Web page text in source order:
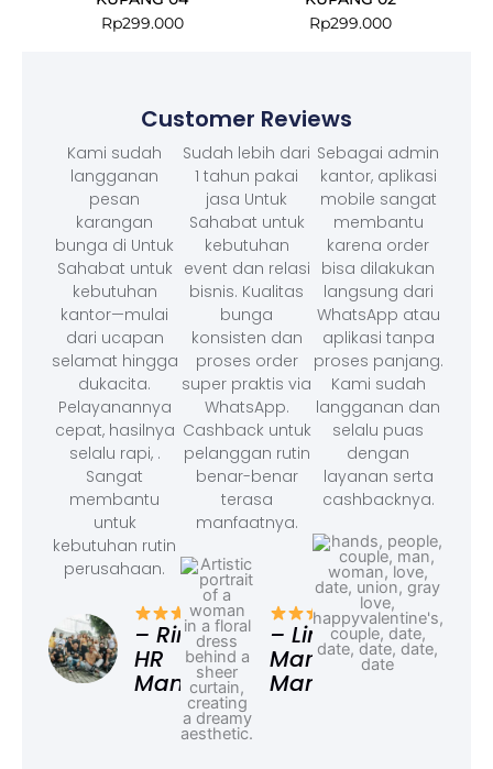
Rp299.000
Rp299.000
Customer Reviews
Kami sudah
langganan
pesan
karangan
bunga di Untuk
Sahabat untuk
kebutuhan
kantor—mulai
dari ucapan
selamat hingga
dukacita.
Pelayanannya
cepat, hasilnya
selalu rapi, .
Sangat
membantu
untuk
kebutuhan rutin
perusahaan.
– Rina,
HR
Manager
Sudah lebih dari
1 tahun pakai
jasa Untuk
Sahabat untuk
kebutuhan
event dan relasi
bisnis. Kualitas
bunga
konsisten dan
proses order
super praktis via
WhatsApp.
Cashback untuk
pelanggan rutin
benar-benar
terasa
manfaatnya.
– Linda,
Marketing
Manager
Sebagai admin
kantor, aplikasi
mobile sangat
membantu
karena order
bisa dilakukan
langsung dari
WhatsApp atau
aplikasi tanpa
proses panjang.
Kami sudah
langganan dan
selalu puas
dengan
layanan serta
cashbacknya.